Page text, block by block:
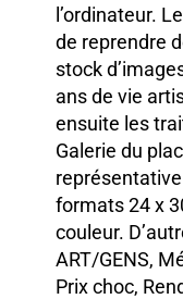
l’ordinateur.
de reprendre
stock
ans de vie
ensuite les
Galerie du
formats 24 x
couleur.
ART/GENS,
Prix choc,